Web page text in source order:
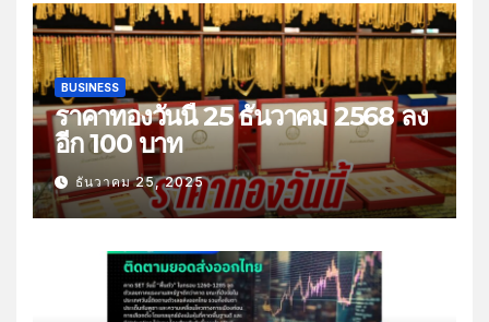
BUSINESS
ราคาทองวันนี้ 25 ธันวาคม 2568 ลง
อีก 100 บาท
ธันวาคม 25, 2025